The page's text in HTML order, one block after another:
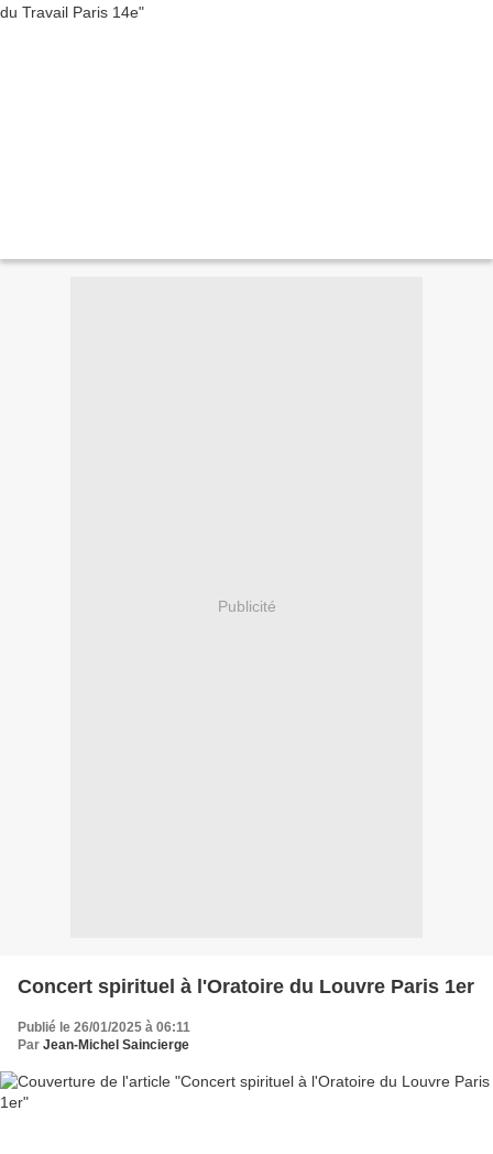
Publicité
Concert spirituel à l'Oratoire du Louvre Paris 1er
Publié le 26/01/2025 à 06:11
Par Jean-Michel Saincierge